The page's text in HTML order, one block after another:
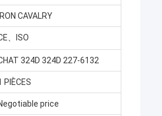
IRON CAVALRY
、ISO
324D 324D 227-6132
PIÈCES
price